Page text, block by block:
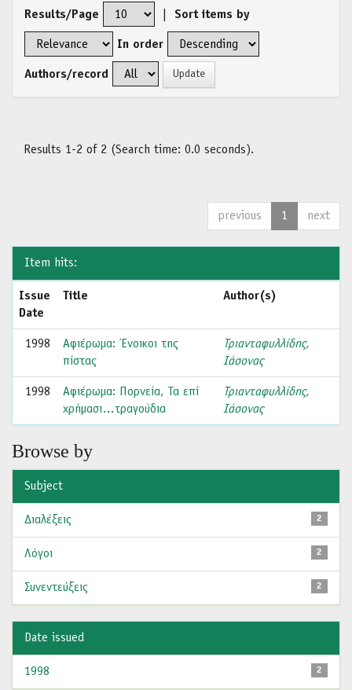
Results/Page Sort items by
In order
Authors/record
Results 1-2 of 2 (Search time: 0.0 seconds).
previous 1 next
Item hits:
Issue
Date
Title Author(s)
1998
Αφιέρωμα: Ένοικοι της
πίστας
Τριανταφυλλίδης,
Ιάσονας
1998
Αφιέρωμα: Πορνεία, Τα επί
χρήμασι…τραγούδια
Τριανταφυλλίδης,
Ιάσονας
Browse by
Subject
2
Διαλέξεις
2
Λόγοι
2
Συνεντεύξεις
Date issued
2
1998